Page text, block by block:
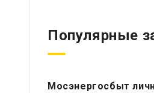
Популярные
Мосэнергосбыт